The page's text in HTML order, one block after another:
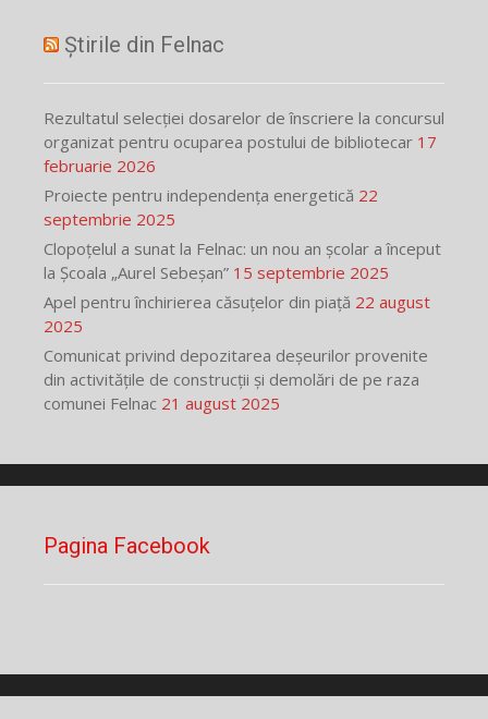
Știrile din Felnac
Rezultatul selecției dosarelor de înscriere la concursul
organizat pentru ocuparea postului de bibliotecar 17
februarie 2026
Proiecte pentru independența energetică 22
septembrie 2025
Clopoțelul a sunat la Felnac: un nou an școlar a început
la Școala „Aurel Sebeșan” 15 septembrie 2025
Apel pentru închirierea căsuțelor din piață 22 august
2025
Comunicat privind depozitarea deșeurilor provenite
din activitățile de construcții și demolări de pe raza
comunei Felnac 21 august 2025
Pagina Facebook